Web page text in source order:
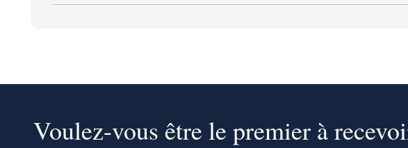
Voulez-vous être le premier à